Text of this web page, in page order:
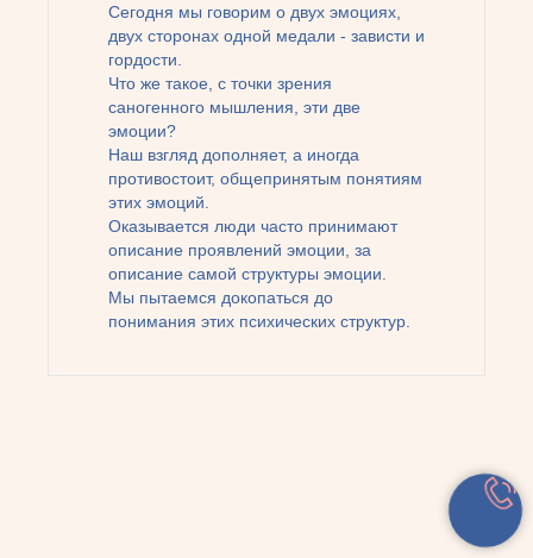
Сегодня мы говорим о двух эмоциях,
двух сторонах одной медали - зависти и
гордости.
Что же такое, с точки зрения
саногенного мышления, эти две
эмоции?
Наш взгляд дополняет, а иногда
противостоит, общепринятым понятиям
этих эмоций.
Оказывается люди часто принимают
описание проявлений эмоции, за
описание самой структуры эмоции.
Мы пытаемся докопаться до
понимания этих психических структур.